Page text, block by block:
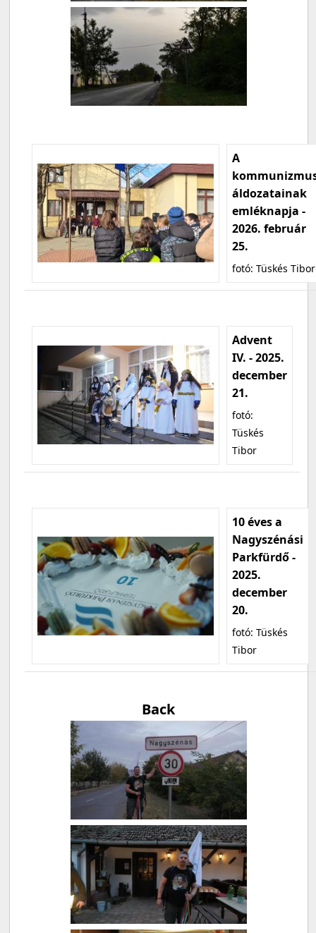
A
áldozatainak
emléknapja -
2026. február
25.
fotó: Tüskés Tibor
Advent
IV. - 2025.
december
21.
fotó:
Tüskés
Tibor
10 éves a
Nagyszénási
Parkfürdő -
2025.
december
20.
fotó: Tüskés
Tibor
Back